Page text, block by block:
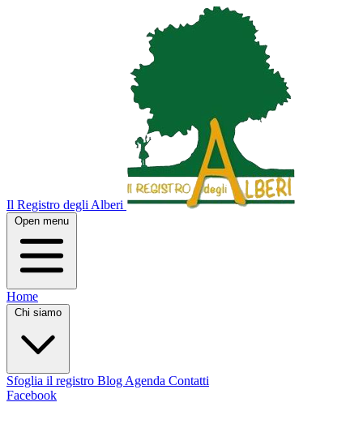
Il Registro degli Alberi
Open menu
Home
Chi siamo
Sfoglia il registro Blog Agenda Contatti
Facebook